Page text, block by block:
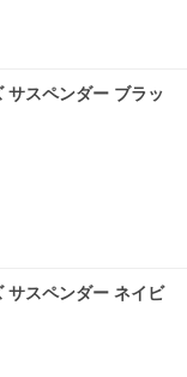
サスペンダー ブラッ
サスペンダー ネイビ